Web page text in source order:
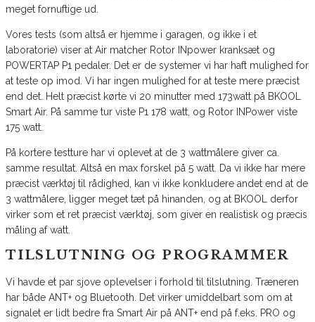
meget fornuftige ud.
Vores tests (som altså er hjemme i garagen, og ikke i et
laboratorie) viser at Air matcher Rotor INpower kranksæt og
POWERTAP P1 pedaler. Det er de systemer vi har haft mulighed for
at teste op imod. Vi har ingen mulighed for at teste mere præcist
end det. Helt præcist kørte vi 20 minutter med 173watt på BKOOL
Smart Air. På samme tur viste P1 178 watt, og Rotor INPower viste
175 watt.
På kortere testture har vi oplevet at de 3 wattmålere giver ca.
samme resultat. Altså en max forskel på 5 watt. Da vi ikke har mere
præcist værktøj til rådighed, kan vi ikke konkludere andet end at de
3 wattmålere, ligger meget tæt på hinanden, og at BKOOL derfor
virker som et ret præcist værktøj, som giver en realistisk og præcis
måling af watt.
TILSLUTNING OG PROGRAMMER
Vi havde et par sjove oplevelser i forhold til tilslutning. Træneren
har både ANT+ og Bluetooth. Det virker umiddelbart som om at
signalet er lidt bedre fra Smart Air på ANT+ end på f.eks. PRO og